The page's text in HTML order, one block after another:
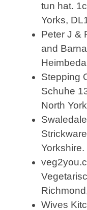
tun hat.
Yorks,
Peter J &
and
Stepping
Schuhe
North
Wives